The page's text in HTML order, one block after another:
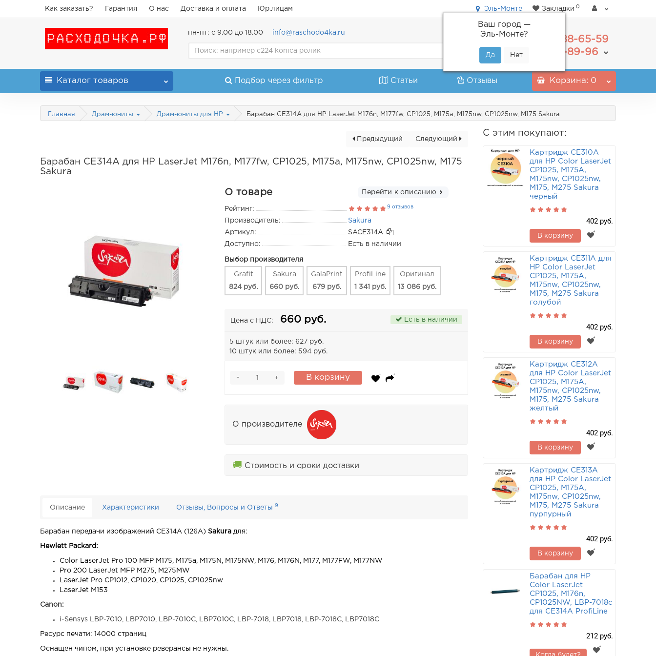
Как заказать? Гарантия О нас Доставка и оплата Юр.лицам Эль-Монте
Ваш город —
Эль-Монте?
Закладки 0
пн-пт: с 9.00 до 18.00 info@raschodo4ka.ru
488-65-59
+7(800) 555-89-96
Каталог товаров Подбор через фильтр Статьи Отзывы Корзина: 0
Главная Драм-юниты Драм-юниты для HP Барабан CE314A для HP LaserJet M176n, M177fw, CP1025, M175a, M175nw, CP1025nw, M175 Sakura
Следующий
Предыдущий
Барабан CE314A для HP LaserJet M176n, M177fw, CP1025, M175a, M175nw, CP1025nw, M175
Sakura
О товаре Перейти к описанию
Рейтинг: 9 отзывов
Производитель:
Sakura
Артикул:
SACE314A
Доступно:
Есть в наличии
Выбор производителя
Grafit
824 руб.
Sakura
660 руб.
GalaPrint
679 руб.
ProfiLine
1 341 руб.
Оригинал
13 086 руб.
Цена с НДС: 660 руб. Есть в наличии
5 штук или более: 627 руб.
10 штук или более: 594 руб.
+
- В корзину
О производителе
🚚 Стоимость и сроки доставки
Описание Характеристики Отзывы, Вопросы и Ответы 9
Барабан передачи изображений CE314A (126A)Sakura для:
Hewlett Packard:
Color LaserJet Pro 100 MFP M175, M175a, M175N, M175NW, M176, M176N, M177, M177FW, M177NW
Pro 200 LaserJet MFP M275, M275MW
LaserJet Pro CP1012, CP1020, CP1025, CP1025nw
LaserJet M153
Canon:
i-Sensys LBP-7010, LBP7010, LBP-7010C, LBP7010C, LBP-7018, LBP7018, LBP-7018C, LBP7018C
Ресурс печати: 14000 страниц
Оснащен чипом, при установке реверансы не нужны.
С этим покупают:
Картридж CE310A
для HP Color LaserJet
CP1025, M175A,
M175nw, CP1025nw,
M175, M275 Sakura
черный
402 руб.
В корзину
Картридж CE311A для
HP Color LaserJet
CP1025, M175A,
M175nw, CP1025nw,
M175, M275 Sakura
голубой
402 руб.
В корзину
Картридж CE312A
для HP Color LaserJet
CP1025, M175A,
M175nw, CP1025nw,
M175, M275 Sakura
желтый
402 руб.
В корзину
Картридж CE313A
для HP Color LaserJet
CP1025, M175A,
M175nw, CP1025nw,
M175, M275 Sakura
пурпурный
402 руб.
В корзину
Барабан для HP
Color LaserJet
CP1025, M176n,
CP1025NW, LBP-7018c
для CE314A ProfiLine
212 руб.